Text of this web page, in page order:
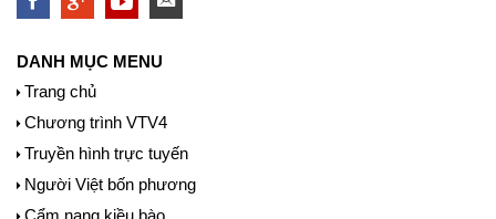
DANH MỤC MENU
Trang chủ
Chương trình VTV4
Truyền hình trực tuyến
Người Việt bốn phương